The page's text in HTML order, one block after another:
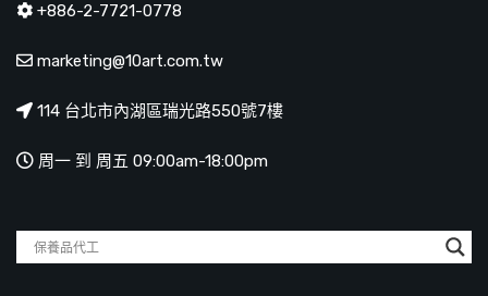
+886-2-7721-0778
marketing@10art.com.tw
114 台北市內湖區瑞光路550號7樓
周一 到 周五 09:00am-18:00pm